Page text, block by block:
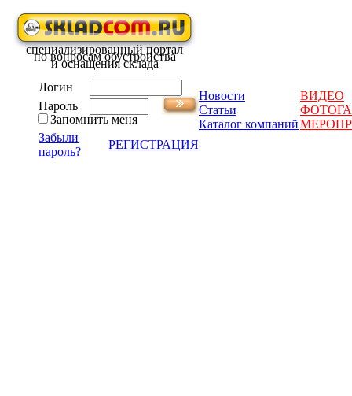
специализированный портал
по вопросам обустройства
и оснащения склада
Логин
Пароль
Запомнить меня
Забыли
пароль?
РЕГИСТРАЦИЯ
Новости
ВИДЕО
Статьи
Каталог компаний